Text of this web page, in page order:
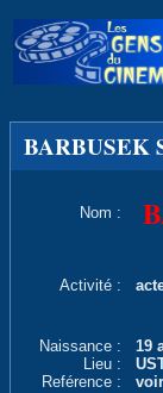
BARBUSEK
Nom :
Activité :
Naissance :
19
Lieu :
Reférence :